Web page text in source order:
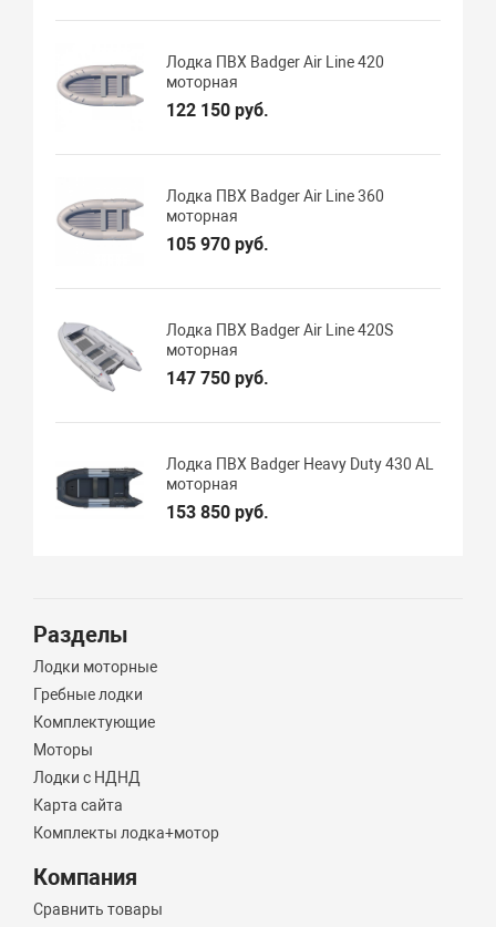
Лодка ПВХ Badger Air Line 420
моторная
122 150 руб.
Лодка ПВХ Badger Air Line 360
моторная
105 970 руб.
Лодка ПВХ Badger Air Line 420S
моторная
147 750 руб.
Лодка ПВХ Badger Heavy Duty 430 AL
моторная
153 850 руб.
Разделы
Лодки моторные
Гребные лодки
Комплектующие
Моторы
Лодки с НДНД
Карта сайта
Комплекты лодка+мотор
Компания
Сравнить товары